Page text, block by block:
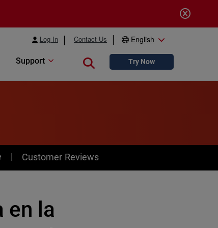
Log In Contact Us English
Support Close searchTry Now
Customer Reviews
en la